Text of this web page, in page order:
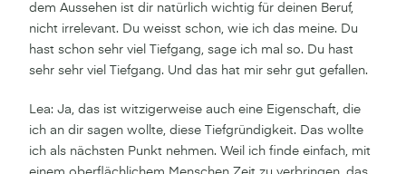
dem Aussehen ist dir natürlich wichtig für deinen Beruf,
nicht irrelevant. Du weisst schon, wie ich das meine. Du
hast schon sehr viel Tiefgang, sage ich mal so. Du hast
sehr sehr viel Tiefgang. Und das hat mir sehr gut gefallen.
Lea: Ja, das ist witzigerweise auch eine Eigenschaft, die
ich an dir sagen wollte, diese Tiefgründigkeit. Das wollte
ich als nächsten Punkt nehmen. Weil ich finde einfach, mit